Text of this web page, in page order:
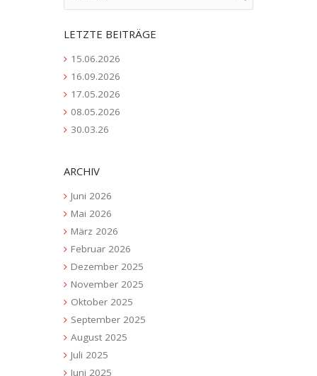
LETZTE BEITRÄGE
15.06.2026
16.09.2026
17.05.2026
08.05.2026
30.03.26
ARCHIV
Juni 2026
Mai 2026
März 2026
Februar 2026
Dezember 2025
November 2025
Oktober 2025
September 2025
August 2025
Juli 2025
Juni 2025